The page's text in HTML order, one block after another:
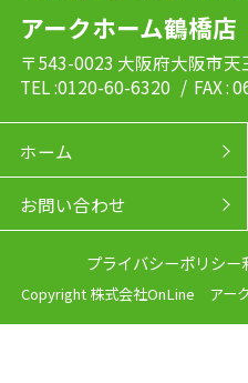
アークホーム鶴橋店
〒543-0023 大阪府大阪市
TEL :0120-60-6320 / FAX :
ホーム
お問い合わせ
プライバシーポリシー
Copyright 株式会社OnLine アー